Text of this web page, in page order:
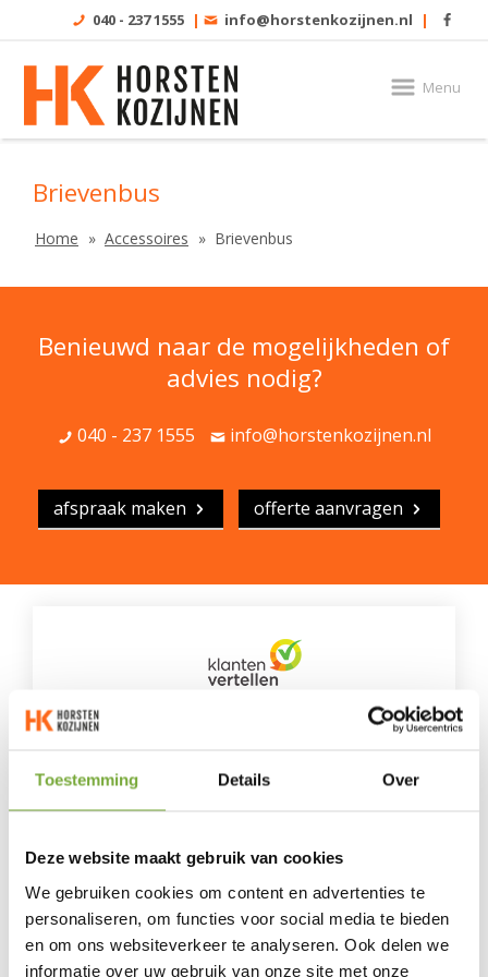
Toestemming Details Over
Deze website maakt gebruik van cookies
We gebruiken cookies om content en advertenties te
personaliseren, om functies voor social media te bieden
en om ons websiteverkeer te analyseren. Ook delen we
informatie over uw gebruik van onze site met onze
040 - 237 1555 | info@horstenkozijnen.nl |
Menu
Brievenbus
Home Accessoires Brievenbus
Benieuwd naar de mogelijkheden of
advies nodig?
040 - 237 1555 info@horstenkozijnen.nl
afspraak maken offerte aanvragen
Het gemiddelde van 489 beoordelingen.
100% van onze klanten beveelt ons aan
Naar alle beoordelingen »
Onze klanten over ons
"Juiste mensen op de juiste plaats "